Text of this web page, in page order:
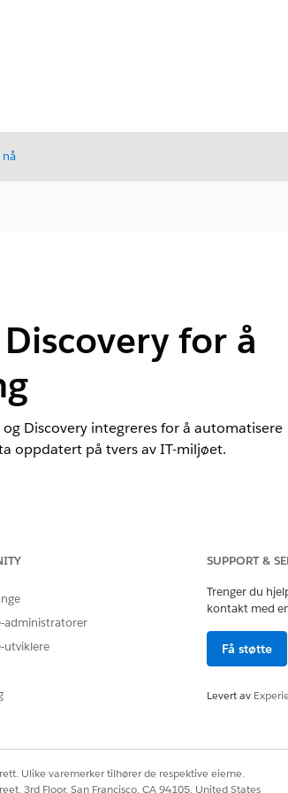
nå
for å
Discovery integreres for å automatisere
oppdatert på tvers av IT-miljøet.
Service.
og pålitelig oversikt over alle aktiva i IT-
(CI-er). Discovery skanner nettverket for
aktiva sender Discovery de innsamlede
hver CI med en definert type,
dataregistrering, vedlikeholde nøyaktige
i miljøet.
administratorer
utviklere
SUPPORT &
Trenger du
kontakt med
Få støtte
Levert av
Ulike varemerker tilhører de respektive eierne.
3rd Floor, San Francisco, CA 94105, United States